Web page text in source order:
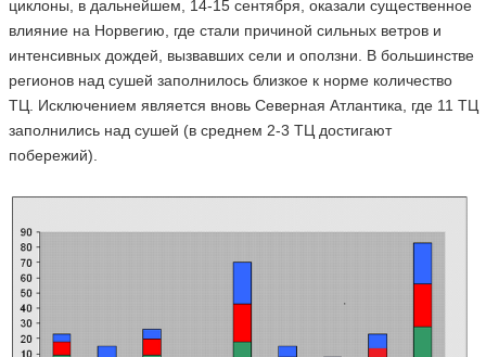
циклоны, в дальнейшем, 14-15 сентября, оказали существенное
влияние на Норвегию, где стали причиной сильных ветров и
интенсивных дождей, вызвавших сели и оползни. В большинстве
регионов над сушей заполнилось близкое к норме количество
ТЦ. Исключением является вновь Северная Атлантика, где 11 ТЦ
заполнились над сушей (в среднем 2-3 ТЦ достигают
побережий).